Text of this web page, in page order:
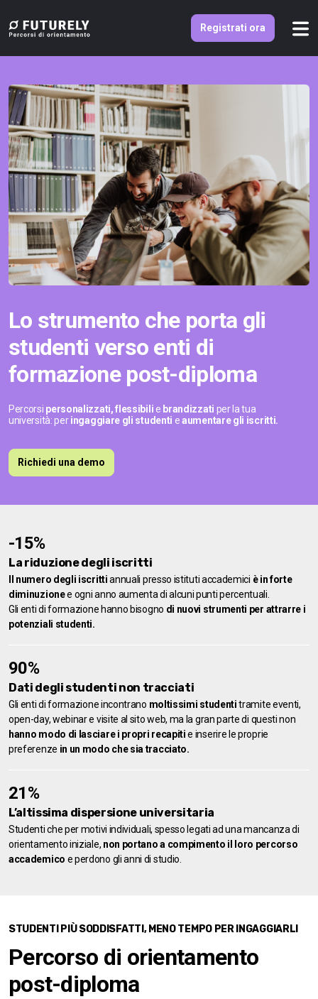
Registrati ora
Lo strumento che porta gli
studenti verso enti di
formazione post-diploma
Percorsi personalizzati, flessibili e brandizzati per la tua
università: peringaggiare gli studenti eaumentare gli iscritti.
Richiedi una demo
-15%
La riduzione degli iscritti
Il numero degli iscrittiannuali presso istituti accademici è in forte
diminuzionee ogni anno aumenta di alcuni punti percentuali.
Gli enti di formazione hanno bisogno di nuovi strumenti per attrarre i
potenziali studenti.
90%
Dati degli studenti non tracciati
Gli enti di formazione incontrano moltissimi studentitramite eventi,
open-day, webinar e visite al sito web, ma la gran parte di questi non
hanno modo di lasciare i propri recapitie inserire le proprie
preferenze in un modo che sia tracciato.
21%
L’altissima dispersione universitaria
Studenti che per motivi individuali, spesso legati ad una mancanza di
orientamento iniziale, non portano a compimento il loro percorso
accademico e perdono gli anni di studio.
STUDENTI PIÙ SODDISFATTI, MENO TEMPO PER INGAGGIARLI
Percorso di orientamento
post-diploma